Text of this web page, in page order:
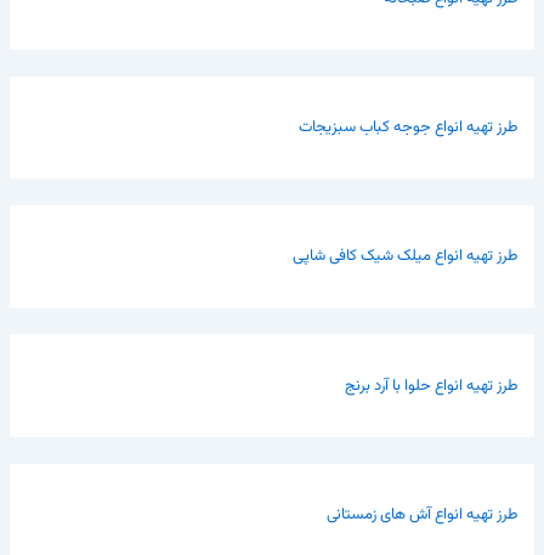
طرز تهیه انواع جوجه کباب سبزیجات
طرز تهیه انواع میلک شیک کافی شاپی
طرز تهیه انواع حلوا با آرد برنج
طرز تهیه انواع آش های زمستانی